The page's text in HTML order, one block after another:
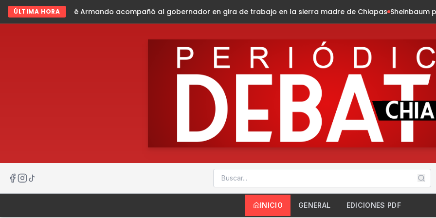
ÚLTIMA HORA
acompañó al gobernador en gira de trabajo en la sierra madre de Chiapas Sheinbaum presenta la Jornada
INICIO GENERAL EDICIONES PDF